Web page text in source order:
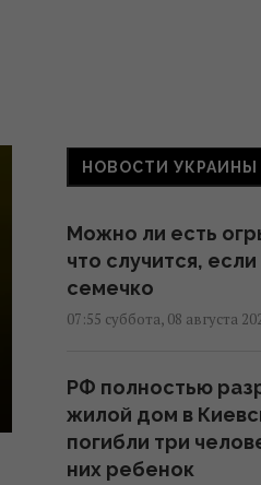
НОВОСТИ УКРАИНЫ
Можно ли есть
что случится,
семечко
07:55 суббота, 08 августа
РФ полностью
жилой дом в
погибли три
них ребенок